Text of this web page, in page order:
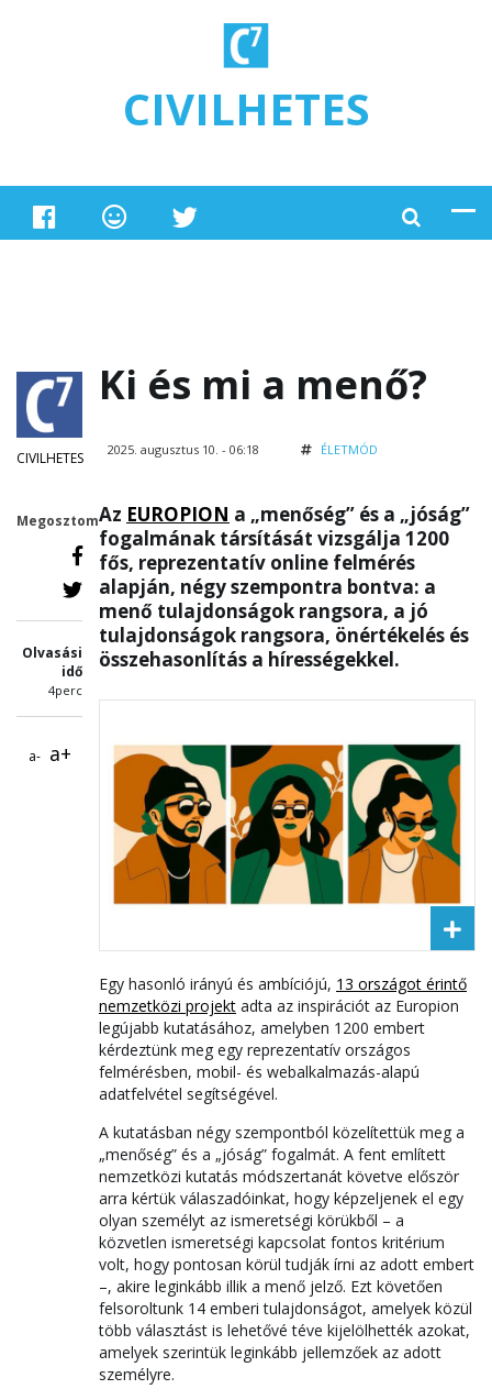
CIVILHETES
CIVILHETES
Megosztom
Olvasási
idő
4perc
a- a+
Ki és mi a menő?
2025. augusztus 10. - 06:18 ÉLETMÓD
Az EUROPION a „menőség” és a „jóság”
fogalmának társítását vizsgálja 1200
fős, reprezentatív online felmérés
alapján, négy szempontra bontva: a
menő tulajdonságok rangsora, a jó
tulajdonságok rangsora, önértékelés és
összehasonlítás a hírességekkel.
Egy hasonló irányú és ambíciójú, 13 országot érintő
nemzetközi projekt adta az inspirációt az Europion
legújabb kutatásához, amelyben 1200 embert
kérdeztünk meg egy reprezentatív országos
felmérésben, mobil- és webalkalmazás-alapú
adatfelvétel segítségével.
A kutatásban négy szempontból közelítettük meg a
„menőség” és a „jóság” fogalmát. A fent említett
nemzetközi kutatás módszertanát követve először
arra kértük válaszadóinkat, hogy képzeljenek el egy
olyan személyt az ismeretségi körükből – a
közvetlen ismeretségi kapcsolat fontos kritérium
volt, hogy pontosan körül tudják írni az adott embert
–, akire leginkább illik a menő jelző. Ezt követően
felsoroltunk 14 emberi tulajdonságot, amelyek közül
több választást is lehetővé téve kijelölhették azokat,
amelyek szerintük leginkább jellemzőek az adott
személyre.